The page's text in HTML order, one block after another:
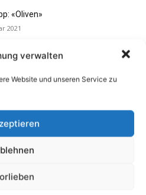
verwalten
Website und unseren Service zu
«Oliven»
2021
aufgepasst: Wenn Mieter ihre